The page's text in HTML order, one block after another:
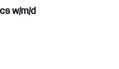
w/m/d